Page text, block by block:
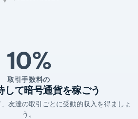
10%
取引手数料の
して暗号通貨を稼ごう
友達の取引ごとに受動的収入を得ましょ
う。